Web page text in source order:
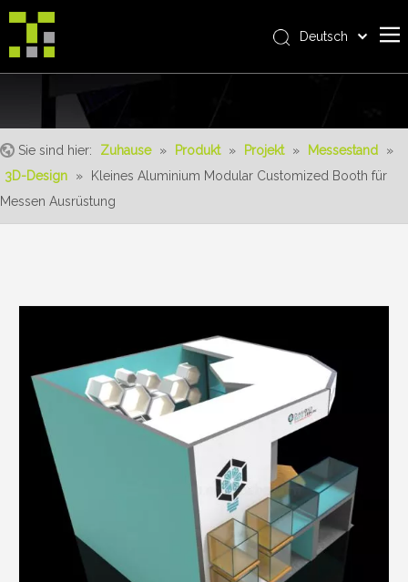
Produkt
Bedienung
Deutsch
Sie sind hier: Zuhause » Produkt » Projekt » Messestand
»
3D-Design
»
Kleines Aluminium Modular Customized Booth für
Messen Ausrüstung